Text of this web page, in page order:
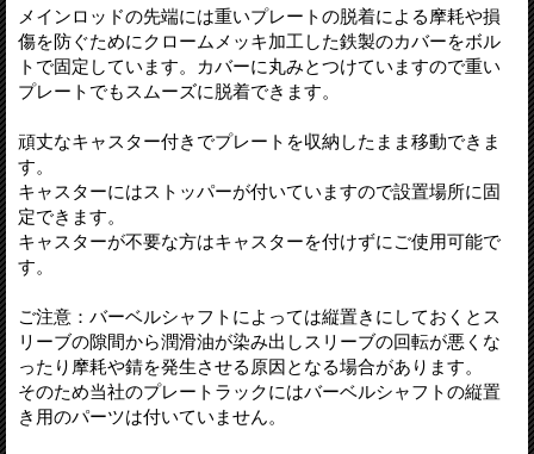
メインロッドの先端には重いプレートの脱着による摩耗や損
傷を防ぐためにクロームメッキ加工した鉄製のカバーをボル
トで固定しています。カバーに丸みとつけていますので重い
プレートでもスムーズに脱着できます。
頑丈なキャスター付きでプレートを収納したまま移動できま
す。
キャスターにはストッパーが付いていますので設置場所に固
定できます。
キャスターが不要な方はキャスターを付けずにご使用可能で
す。
ご注意：バーベルシャフトによっては縦置きにしておくとス
リーブの隙間から潤滑油が染み出しスリーブの回転が悪くな
ったり摩耗や錆を発生させる原因となる場合があります。
そのため当社のプレートラックにはバーベルシャフトの縦置
き用のパーツは付いていません。